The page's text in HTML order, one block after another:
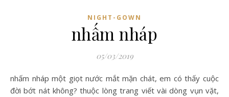
NIGHT-GOWN
nhấm nháp
05/03/2019
nhấm nháp một giọt nước mắt mặn chát, em có thấy cuộc
đời bớt nát không? thuộc lòng trang viết vài dòng vụn vặt,